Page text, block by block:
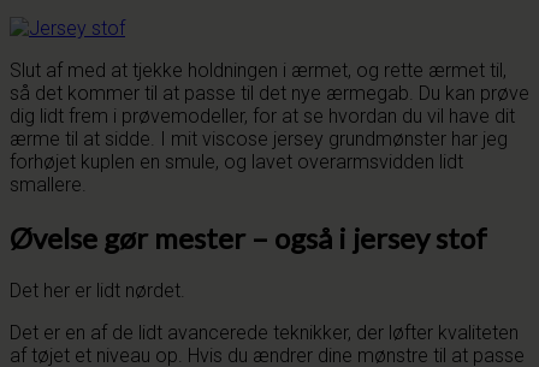
Slut af med at tjekke holdningen i ærmet, og rette ærmet til,
så det kommer til at passe til det nye ærmegab. Du kan prøve
dig lidt frem i prøvemodeller, for at se hvordan du vil have dit
ærme til at sidde. I mit viscose jersey grundmønster har jeg
forhøjet kuplen en smule, og lavet overarmsvidden lidt
smallere.
Øvelse gør mester – også i jersey stof
Det her er lidt nørdet.
Det er en af de lidt avancerede teknikker, der løfter kvaliteten
af tøjet et niveau op. Hvis du ændrer dine mønstre til at passe